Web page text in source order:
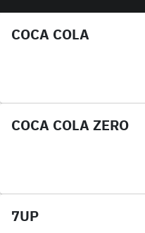
COCA COLA
COCA COLA ZERO
7UP